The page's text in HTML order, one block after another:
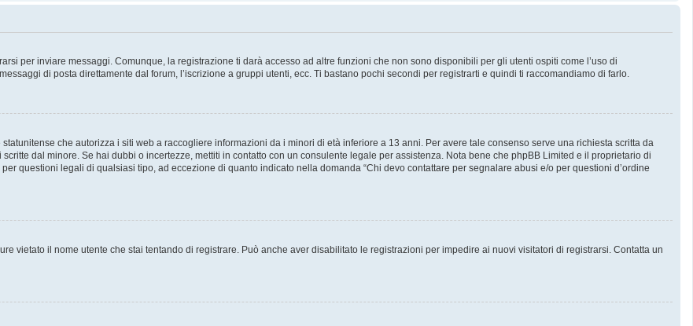
per inviare messaggi. Comunque, la registrazione ti darà accesso ad altre funzioni che non sono disponibili per gli utenti ospiti come l’uso di
di posta direttamente dal forum, l’iscrizione a gruppi utenti, ecc. Ti bastano pochi secondi per registrarti e quindi ti raccomandiamo di farlo.
che autorizza i siti web a raccogliere informazioni da i minori di età inferiore a 13 anni. Per avere tale consenso serve una richiesta scritta da
dal minore. Se hai dubbi o incertezze, mettiti in contatto con un consulente legale per assistenza. Nota bene che phpBB Limited e il proprietario di
questioni legali di qualsiasi tipo, ad eccezione di quanto indicato nella domanda “Chi devo contattare per segnalare abusi e/o per questioni d’ordine
vietato il nome utente che stai tentando di registrare. Può anche aver disabilitato le registrazioni per impedire ai nuovi visitatori di registrarsi. Contatta un